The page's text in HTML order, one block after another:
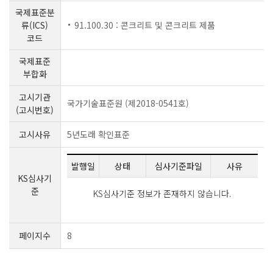
국제표준분
류(ICS)
코드
91.100.30 : 콘크리트 및 콘크리트 제품
국제표준
부합화
고시기관
(고시번호)
국가기술표준원 (제2018-0541호)
고시사유 5년도래 확인표준
KS심사기
준
발행일 상태 심사기준파일 사유
KS심사기준 정보가 존재하지 않습니다.
페이지수 8